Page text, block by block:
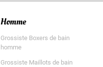
Homme
Grossiste Boxers de bain
homme
Grossiste Maillots de bain